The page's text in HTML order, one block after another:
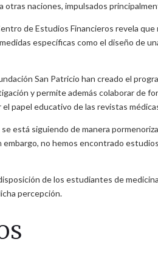
naciones, impulsados
de Estudios Financieros revela
específicas como el diseño
San Patricio han creado el
y permite además colaborar de
papel educativo de las revistas
está siguiendo de manera
no hemos encontrado
de los estudiantes de
percepción.